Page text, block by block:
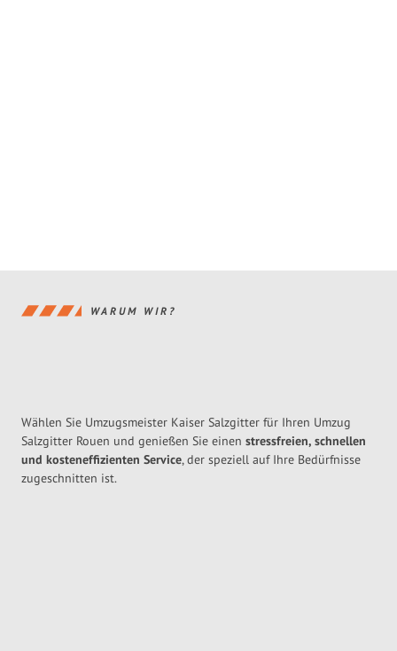
WARUM WIR?
Wählen Sie Umzugsmeister Kaiser Salzgitter für Ihren Umzug
Salzgitter Rouen und genießen Sie einen stressfreien, schnellen
und kosteneffizienten Service, der speziell auf Ihre Bedürfnisse
zugeschnitten ist.